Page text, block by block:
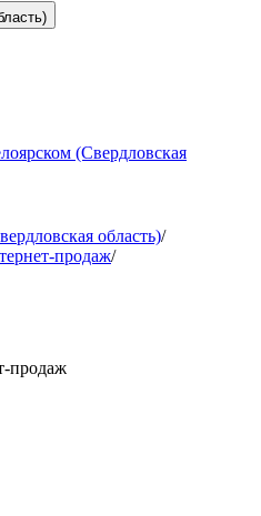
(Свердловская
область)/
продаж/
продаж